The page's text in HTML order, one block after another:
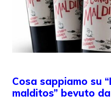
Cosa sappiamo su
malditos” bevuto